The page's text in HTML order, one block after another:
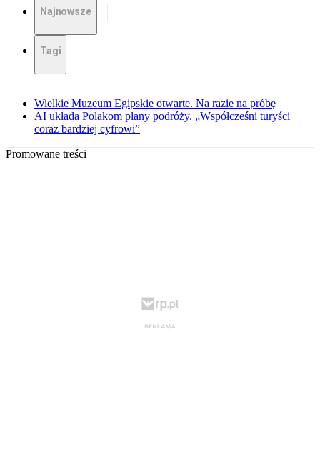
Najnowsze
Tagi
Wielkie Muzeum Egipskie otwarte. Na razie na próbę
AI układa Polakom plany podróży. „Współcześni turyści
coraz bardziej cyfrowi”
Promowane treści